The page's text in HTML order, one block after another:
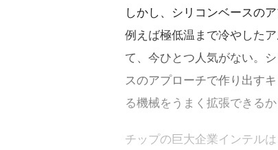
しかし、シリコンベースの
例えば極低温まで冷やした
て、今ひとつ人気がない。
スのアプローチで作り出す
る機械をうまく拡張できる
チップの巨大企業インテル